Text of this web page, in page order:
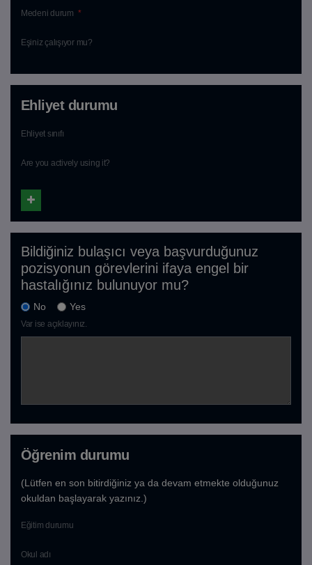
Medeni durum *
Eşiniz çalışıyor mu?
Ehliyet durumu
Ehliyet sınıfı
Are you actively using it?
Bildiğiniz bulaşıcı veya başvurduğunuz
pozisyonun görevlerini ifaya engel bir
hastalığınız bulunuyor mu?
No Yes
Var ise açıklayınız.
Öğrenim durumu
(Lütfen en son bitirdiğiniz ya da devam etmekte olduğunuz
okuldan başlayarak yazınız.)
Eğitim durumu
Okul adı